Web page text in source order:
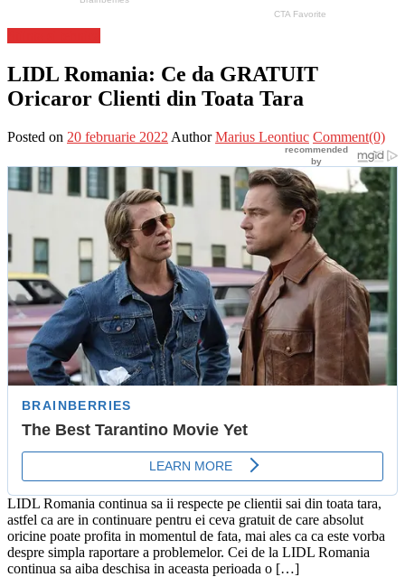
LIDL Romania: Ce da GRATUIT
Oricaror Clienti din Toata Tara
Posted on 20 februarie 2022 Author Marius Leontiuc Comment(0)
LIDL Romania continua sa ii respecte pe clientii sai din toata tara,
astfel ca are in continuare pentru ei ceva gratuit de care absolut
oricine poate profita in momentul de fata, mai ales ca ca este vorba
despre simpla raportare a problemelor. Cei de la LIDL Romania
continua sa aiba deschisa in aceasta perioada o […]